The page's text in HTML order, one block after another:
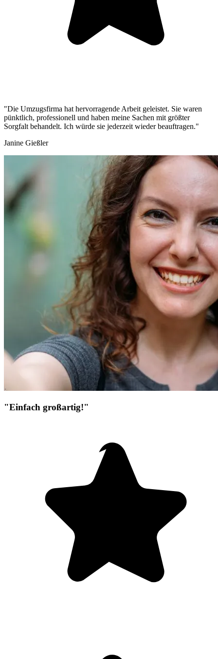
"Die Umzugsfirma hat hervorragende Arbeit geleistet. Sie waren
pünktlich, professionell und haben meine Sachen mit größter
Sorgfalt behandelt. Ich würde sie jederzeit wieder beauftragen."
Janine Gießler
"Einfach großartig!"